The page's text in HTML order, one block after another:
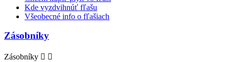
Kde vyzdvihnúť fľašu
Všeobecné info o fľašiach
Zásobníky
Zásobníky  